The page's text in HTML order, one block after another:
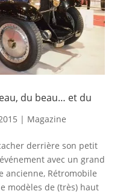
du beau… et du
| Magazine
derrière son petit
avec un grand
ancienne, Rétromobile
modèles de (très) haut